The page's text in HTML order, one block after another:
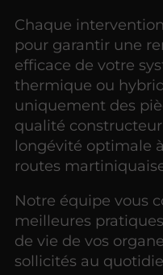
Chaque
pour garantir une
efficace de votre
thermique ou
uniquement des
qualité
longévité optimale
routes
Notre équipe vous
meilleures
de vie de vos
sollicités au